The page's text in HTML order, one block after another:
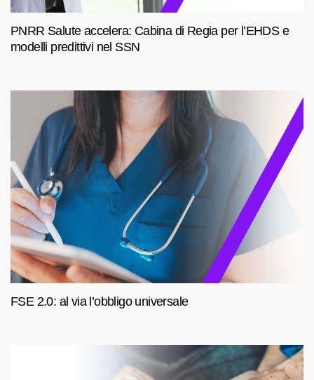
PNRR Salute accelera: Cabina di Regia per l’EHDS e
modelli predittivi nel SSN
FSE 2.0: al via l’obbligo universale